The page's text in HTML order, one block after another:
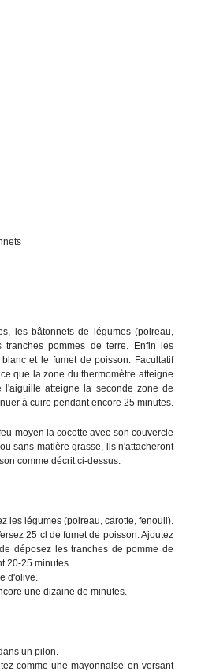
les bâtonnets de légumes (poireau,
pommes de terre. Enfin les
et le fumet de poisson. Facultatif
que la zone du thermomètre atteigne
atteigne la seconde zone de
à cuire pendant encore 25 minutes.
moyen la cocotte avec son couvercle
sans matière grasse, ils n'attacheront
comme décrit ci-dessus.
les légumes (poireau, carotte, fenouil).
25 cl de fumet de poisson. Ajoutez
déposez les tranches de pomme de
20-25 minutes.
d'olive.
une dizaine de minutes.
un pilon.
comme une mayonnaise en versant